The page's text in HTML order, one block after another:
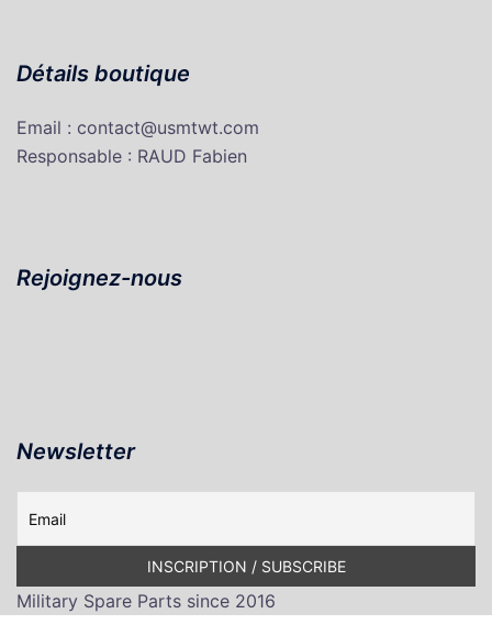
Détails boutique
Email : contact@usmtwt.com
Responsable : RAUD Fabien
Rejoignez-nous
Newsletter
Military Spare Parts since 2016